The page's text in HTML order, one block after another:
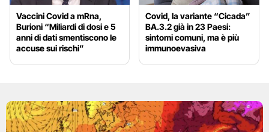
Vaccini Covid a mRna,
Burioni “Miliardi di dosi e 5
anni di dati smentiscono le
accuse sui rischi”
Covid, la variante “Cicada”
BA.3.2 già in 23 Paesi:
sintomi comuni, ma è più
immunoevasiva